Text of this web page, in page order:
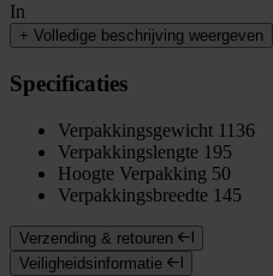
In
+ Volledige beschrijving weergeven
Specificaties
Verpakkingsgewicht 1136
Verpakkingslengte 195
Hoogte Verpakking 50
Verpakkingsbreedte 145
Verzending & retouren
Veiligheidsinformatie